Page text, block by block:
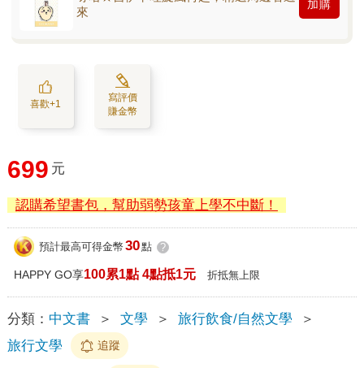
來
加購
喜歡+1
寫評價
賺金幣
699 元
認購希望書包，幫助弱勢孩童上學不中斷！
預計最高可得金幣 30點 ?
HAPPY GO享100累1點 4點抵1元 折抵無上限
分類： 中文書 ＞ 文學 ＞ 旅行飲食/自然文學
＞
旅行文學
追蹤